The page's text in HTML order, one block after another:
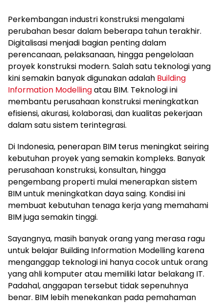
Perkembangan industri konstruksi mengalami
perubahan besar dalam beberapa tahun terakhir.
Digitalisasi menjadi bagian penting dalam
perencanaan, pelaksanaan, hingga pengelolaan
proyek konstruksi modern. Salah satu teknologi yang
kini semakin banyak digunakan adalah Building
Information Modellingatau BIM. Teknologi ini
membantu perusahaan konstruksi meningkatkan
efisiensi, akurasi, kolaborasi, dan kualitas pekerjaan
dalam satu sistem terintegrasi.
Di Indonesia, penerapan BIM terus meningkat seiring
kebutuhan proyek yang semakin kompleks. Banyak
perusahaan konstruksi, konsultan, hingga
pengembang properti mulai menerapkan sistem
BIM untuk meningkatkan daya saing. Kondisi ini
membuat kebutuhan tenaga kerja yang memahami
BIM juga semakin tinggi.
Sayangnya, masih banyak orang yang merasa ragu
untuk belajar Building Information Modelling karena
menganggap teknologi ini hanya cocok untuk orang
yang ahli komputer atau memiliki latar belakang IT.
Padahal, anggapan tersebut tidak sepenuhnya
benar. BIM lebih menekankan pada pemahaman